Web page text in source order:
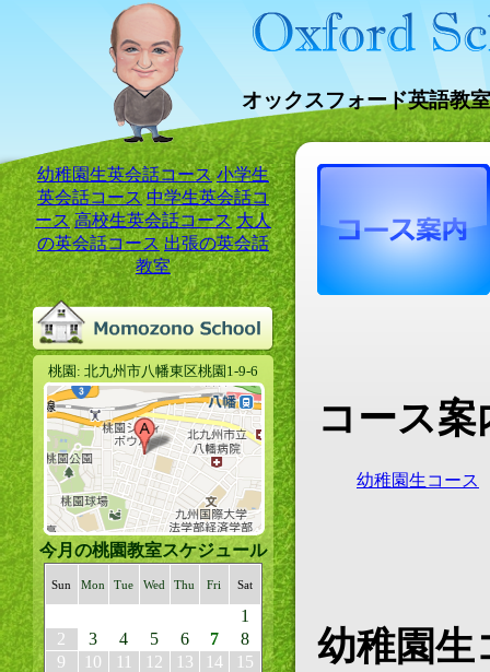
オックスフォード英語
幼稚園生英会話コース 小学生
英会話コース 中学生英会話コ
ース 高校生英会話コース 大人
の英会話コース 出張の英会話
教室
桃園: 北九州市八幡東区桃園1-9-6
今月の桃園教室スケジュール
Sun Mon Tue Wed Thu Fri Sat
1
2
3 4 5 6 7
8
9
10 11 12 13 14
15
コース案
幼稚園生コース
幼稚園生